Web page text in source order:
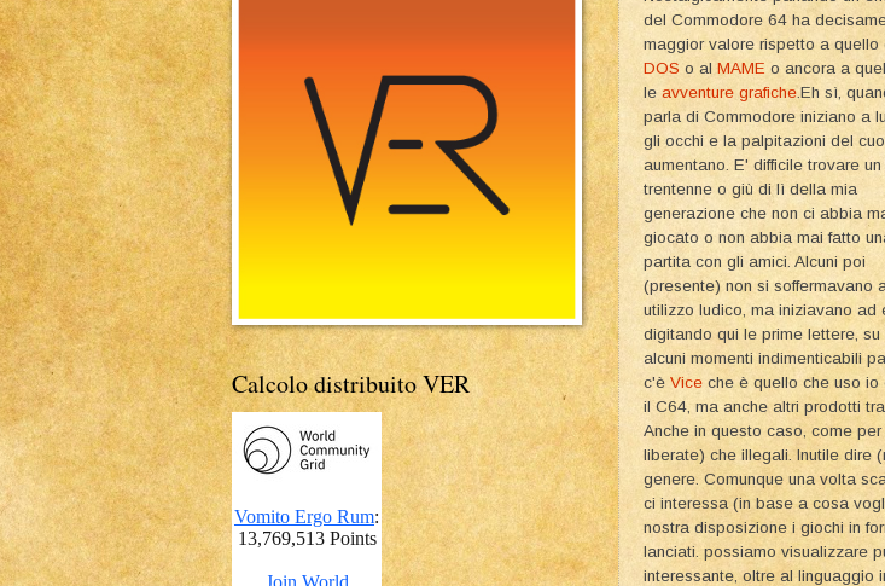
del Commodore 64 ha
maggior valore rispetto a quello
DOS o al MAME o ancora a
le avventure grafiche.Eh sì,
parla di Commodore iniziano a
gli occhi e la palpitazioni del
aumentano. E' difficile trovare un
trentenne o giù di lì della mia
generazione che non ci abbia
giocato o non abbia mai fatto
partita con gli amici. Alcuni poi
(presente) non si soffermavano
utilizzo ludico, ma iniziavano ad
digitando qui le prime lettere,
alcuni momenti indimenticabili
c'è Vice che è quello che uso io
il C64, ma anche altri prodotti
Anche in questo caso, come
liberate) che illegali. Inutile dire
genere. Comunque una volta
ci interessa (in base a cosa
nostra disposizione i giochi in
lanciati. possiamo visualizzare
interessante, oltre al linguaggio
Calcolo distribuito VER